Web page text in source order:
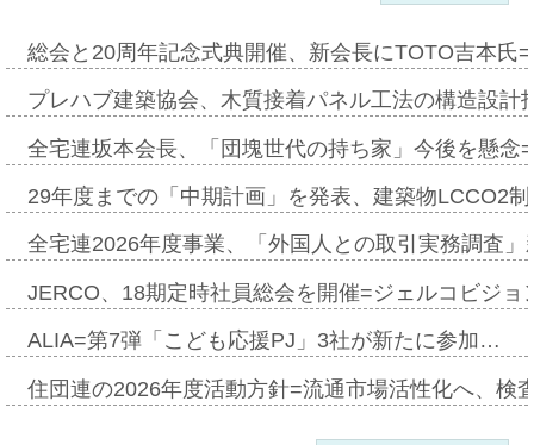
総会と20周年記念式典開催、新会長にTOTO吉本氏
プレハブ建築協会、木質接着パネル工法の構造設
全宅連坂本会長、「団塊世代の持ち家」今後を懸
29年度までの「中期計画」を発表、建築物LCCO2
全宅連2026年度事業、「外国人との取引実務調査
JERCO、18期定時社員総会を開催=ジェルコビジ
ALIA=第7弾「こども応援PJ」3社が新たに参加…
住団連の2026年度活動方針=流通市場活性化へ、検